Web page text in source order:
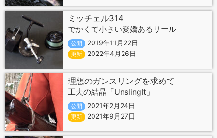
ミッチェル314
でかくて小さい愛嬌あるリール
公開 2019年11月22日
更新 2022年4月26日
理想のガンスリングを求めて
工夫の結晶「UnslingIt」
公開 2021年2月24日
更新 2021年9月27日